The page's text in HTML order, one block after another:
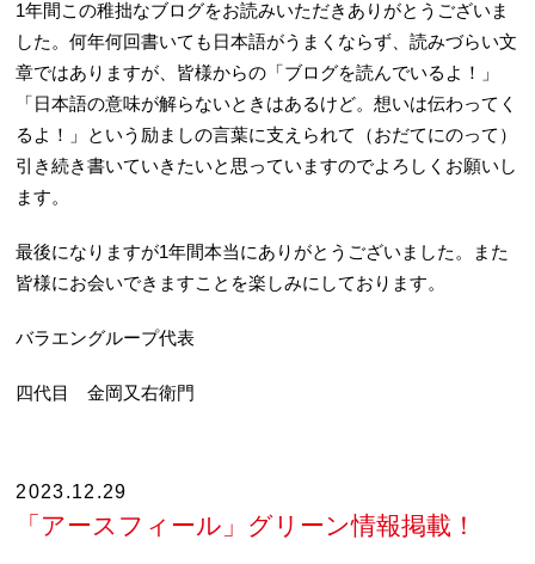
1年間この稚拙なブログをお読みいただきありがとうございま
した。何年何回書いても日本語がうまくならず、読みづらい文
章ではありますが、皆様からの「ブログを読んでいるよ！」
「日本語の意味が解らないときはあるけど。想いは伝わってく
るよ！」という励ましの言葉に支えられて（おだてにのって）
引き続き書いていきたいと思っていますのでよろしくお願いし
ます。
最後になりますが1年間本当にありがとうございました。また
皆様にお会いできますことを楽しみにしております。
バラエングループ代表
四代目 金岡又右衛門
2023.12.29
「アースフィール」グリーン情報掲載！